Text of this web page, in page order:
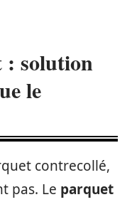
solution
le
contrecollé,
pas. Le parquet